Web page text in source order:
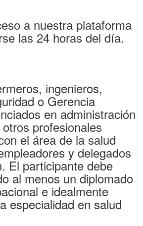
a nuestra plataforma
las 24 horas del día.
ingenieros,
o Gerencia
en administración
profesionales
el área de la salud
y delegados
El participante debe
al menos un diplomado
e idealmente
especialidad en salud